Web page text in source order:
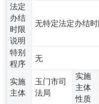
法定
办结
时限
说明
无特定法定办结
特别
程序
无
实施
主体
玉门市司
法局
实施
主体
性质